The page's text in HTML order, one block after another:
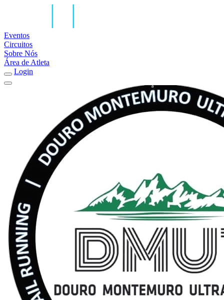
Eventos
Circuitos
Sobre Nós
Área de Atleta
Login